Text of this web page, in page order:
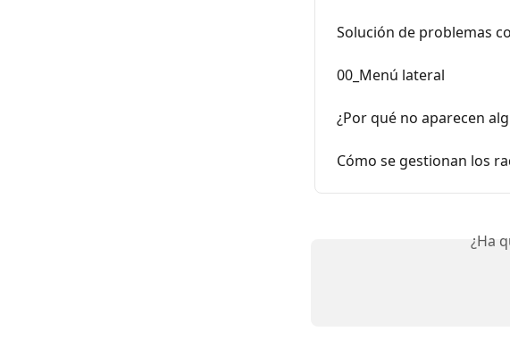
Solución de problemas
00_Menú lateral
¿Por qué no aparecen
Cómo se gestionan los
¿Ha